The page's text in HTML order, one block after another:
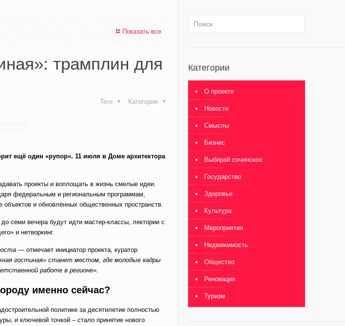
Показать все
трамплин для
Категории
Теги
ещё один «рупор». 11 июля в Доме архитектора
проекты и воплощать в жизнь смелые идеи.
федеральным и региональным программам,
и обновлённых общественных пространств.
семи вечера будут идти мастер-классы, лектории с
и нетворкинг.
роста —отмечает инициатор проекта,куратор
гостиная»станет местом, где молодые кадры
работе в регионе».
именно сейчас?
политике за десятилетие полностью
и ключевой точкой – стало принятие нового
Категории
О проекте
Новости
Смыслы
Бизнес
Выбирай сочинское
Государство
Здоровье
Культура
Мероприятия
Недвижимость
Общество
Реновация
Туризм